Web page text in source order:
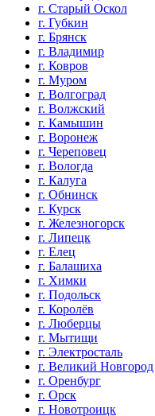
г. Старый Оскол
г. Губкин
г. Брянск
г. Владимир
г. Ковров
г. Муром
г. Волгоград
г. Волжский
г. Камышин
г. Воронеж
г. Череповец
г. Вологда
г. Калуга
г. Обнинск
г. Курск
г. Железногорск
г. Липецк
г. Елец
г. Балашиха
г. Химки
г. Подольск
г. Королёв
г. Люберцы
г. Мытищи
г. Электросталь
г. Великий Новгород
г. Оренбург
г. Орск
г. Новотроицк